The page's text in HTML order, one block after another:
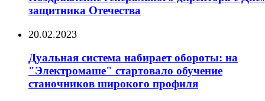
защитника Отечества
20.02.2023
Дуальная система набирает обороты: на
"Электромаше" стартовало обучение
станочников широкого профиля